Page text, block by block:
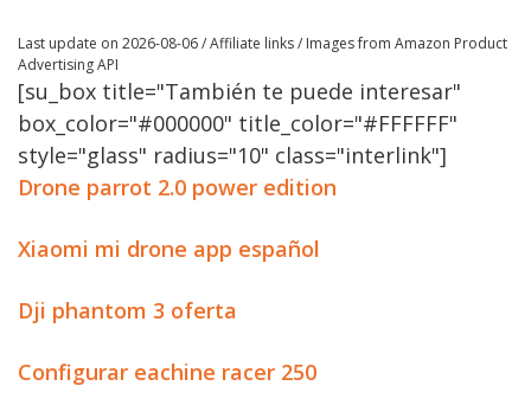
Last update on 2026-08-06 / Affiliate links / Images from Amazon Product
Advertising API
[su_box title="También te puede interesar"
box_color="#000000" title_color="#FFFFFF"
style="glass" radius="10" class="interlink"]
Drone parrot 2.0 power edition
Xiaomi mi drone app español
Dji phantom 3 oferta
Configurar eachine racer 250